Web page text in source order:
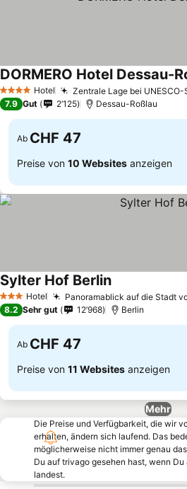
4 Sterne Hotel Zentrale Lage bei UNESCO-
DORMERO Hotel Dessau-
7.9 Gut 2’125 Dessau-Roßlau
Ab CHF 47
Preise von 10 Websites anzeigen
3 SterneHotel Panoramablick auf die Stadt
Sylter Hof Berlin
8.2 Sehr gut 12’968 Berlin
Ab CHF 47
Preise von 11 Websites anzeigen
Mehr
Die Preise und Verfügbarkeit, die wir
erhalten, ändern sich laufend. Das
möglicherweise nicht immer genau
Du auf trivago gesehen hast, wenn
landest.